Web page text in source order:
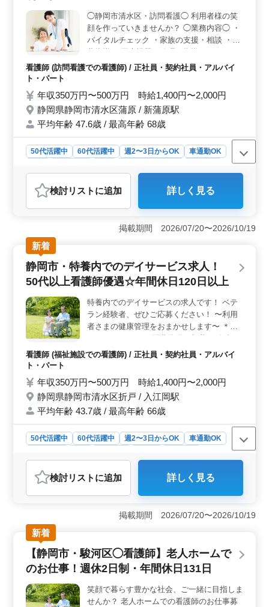
ため、通勤の利便性も高いです。働きやすい環境を求め
ている方に適した職場です。 ＜幅広い年齢層が活躍
中＞ 50代や60代も活躍中の職場で、経験豊富な方が安
心して働ける環境があります。平均年齢45歳と、長く働
ける職場として定評があります。年齢や経験を重ねた方
の応募を積極的に歓迎している点がポイントです。
◯静岡市清水区・訪問看護◯ 利用者様の笑
顔を作っていきませんか？ ◯業務内容◯ ・
バイタルチェック ・家族の支援・相談 ・服
ルケア 等 ◯ポイント◯ ・週休2日制 ・年間
験者の力を必要としています！ 皆様のご応
募お待ちしております！
看護師 (訪問看護での看護師) / 正社員・契約社員・アルバイ
ト・パート
年収350万円〜500万円 時給1,400円〜2,000円
静岡県静岡市清水区蒲原 / 新蒲原駅
平均年齢 47.6歳 / 最高年齢 68歳
50代活躍中 60代活躍中 週2〜3日からOK
車通勤OK
アルバイト・パート
おすすめポイント
＜働きやすさ＞ 静岡市清水区での訪問看護のお仕事で
す。週休2日制や残業少なめ、駅チカで車通勤も可能な環
境で、ライフワークバランスを大切にしながら働けま
す。年間休日も118日としっかり確保されており、安心し
てお仕事に専念できます。 ＜経験者優遇＞ 看護師
としての実務経験が5年以上ある方を募集しています。訪
問看護の経験が豊富な方や、ベテラン看護師の経験を活
経験者の力を必要としており、チームで協力しながら活
躍できます。 ＜業務内容＞ バイタルチェックや家
族への支援・相談、服薬指導など、訪問先で患者様の健
康管理を行います。ターミナルケアなど、看護師として
の幅広い業務に携わりながら、地域の方々の健康支援に
貢献しましょう。
検討リスト に追加 詳しく見る
掲載期間 2026/07/20〜2026/10/19
新着
静岡市・特養内でのデイサービス求人！
50代以上看護師優遇☆年間休日120日以上
特養内でのデイサービスの求人です！ ベテ
ラン経験者、ぜひご応募ください！ 〜利用
者さまの健康管理をおまかせします〜 ＊バ
排泄補助 ＊ベッドメイキング 〜求人の特
ご応募お待ちしております。
看護師 (福祉施設での看護師) / 正社員・契約社員・アルバイ
ト・パート
年収350万円〜500万円 時給1,400円〜2,000円
静岡県静岡市清水区折戸 / 入江岡駅
平均年齢 43.7歳 / 最高年齢 66歳
50代活躍中 60代活躍中 週2〜3日からOK
車通勤OK
おすすめポイント
＜働きやすさ＞ 静岡市清水区折戸の特別養護老人ホー
ム内でのデイサービス求人です。夜勤なしで、週2〜3日
からの柔軟な勤務が可能であり、車通勤もOKです。年間
休日が120日以上と多く、プライベートとの充実した時間
を確保できます。また、50代以上、60代の方の積極採用
を行っており、幅広い年齢層の方が活躍できる環境で
す。 ＜給与・福利厚生＞ 年収350万円〜480万円や
ています。さらに、通勤手当などの福利厚生も整ってお
り、働きながら生活を充実させることができます。
検討リスト に追加 詳しく見る
掲載期間 2026/07/20〜2026/10/19
新着
【静岡市・駿河区◯看護師】老人ホームで
のお仕事！週休2日制・年間休日131日
笑顔で暮らす豊かな社会、ご一緒に目指しま
せんか？ 老人ホームでの看護師のお仕事募